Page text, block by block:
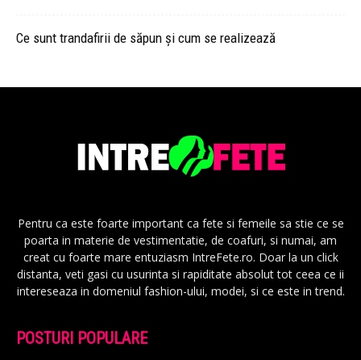
Ce sunt trandafirii de săpun și cum se realizează
Pentru ca este foarte important ca fete si femeile sa stie ce se
poarta in materie de vestimentatie, de coafuri, si numai, am
creat cu foarte mare entuziasm IntreFete.ro. Doar la un click
distanta, veti gasi cu usurinta si rapiditate absolut tot ceea ce ii
intereseaza in domeniul fashion-ului, modei, si ce este in trend.
POSTURI POPULARE